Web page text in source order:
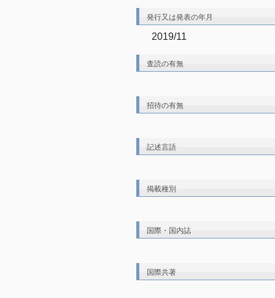
発行又は発表の年月
2019/11
査読の有無
招待の有無
記述言語
掲載種別
国際・国内誌
国際共著